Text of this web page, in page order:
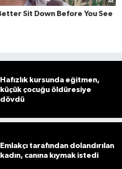
Hafızlık kursunda eğitmen,
küçük çocuğu öldüresiye
dövdü
Emlakçı tarafından dolandırılan
kadın, canına kıymak istedi